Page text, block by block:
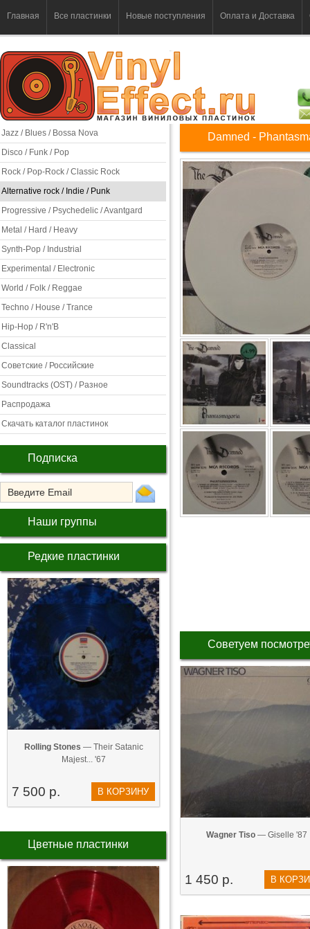
Главная Все пластинки Новые поступления Оплата и Доставка
Jazz / Blues / Bossa Nova
Disco / Funk / Pop
Rock / Pop-Rock / Classic Rock
Alternative rock / Indie / Punk
Progressive / Psychedelic / Avantgard
Metal / Hard / Heavy
Synth-Pop / Industrial
Experimental / Electronic
World / Folk / Reggae
Techno / House / Trance
Hip-Hop / R'n'B
Classical
Советские / Российские
Soundtracks (OST) / Разное
Распродажа
Скачать каталог пластинок
Подписка
Наши группы
Редкие пластинки
Rolling Stones — Their Satanic
Majest... '67
7 500 р. В КОРЗИНУ
Цветные пластинки
Damned -
Советуем
Wagner Tiso— Giselle '87
1 450 р. В